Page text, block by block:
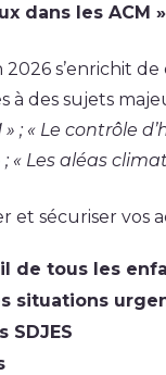
dans les ACM
s’enrichit
à des sujets
; « Le contrôle
« Les aléas
et sécuriser vos
de tous les
situations
SDJES